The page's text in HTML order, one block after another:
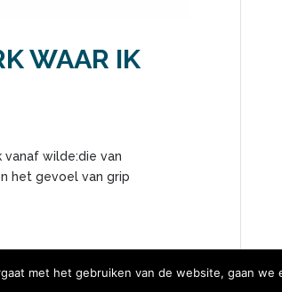
WAAR IK
vanaf wilde:die van
het gevoel van grip
met het gebruiken van de website, gaan we